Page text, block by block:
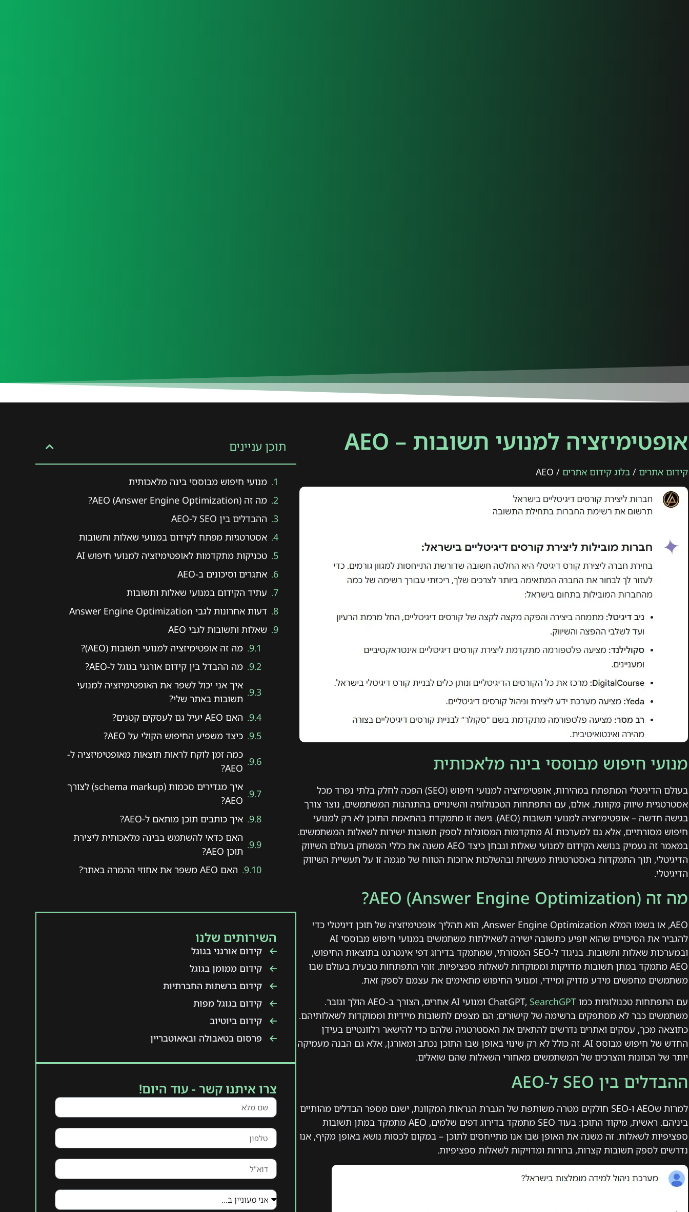
אופטימיזציה למנועי תשובות – AEO
קידום אתרים / בלוג קידום אתרים / AEO
מנועי חיפוש מבוססי בינה מלאכותית
בעולם הדיגיטלי המתפתח במהירות, אופטימיזציה למנועי חיפוש (SEO) הפכה לחלק בלתי נפרד מכל
אסטרטגיית שיווק מקוונת. אולם, עם התפתחות הטכנולוגיה והשינויים בהתנהגות המשתמשים, נוצר צורך
בגישה חדשה – אופטימיזציה למנועי תשובות (AEO). גישה זו מתמקדת בהתאמת התוכן לא רק למנועי
חיפוש מסורתיים, אלא גם למערכות AI מתקדמות המסוגלות לספק תשובות ישירות לשאלות המשתמשים.
במאמר זה נעמיק בנושא הקידום למנועי שאלות ונבחן כיצד AEO משנה את כללי המשחק בעולם השיווק
הדיגיטלי, תוך התמקדות באסטרטגיות מעשיות ובהשלכות ארוכות הטווח של מגמה זו על תעשיית השיווק
הדיגיטלי.
מה זה AEO (Answer Engine Optimization)?
AEO, או בשמו המלא Answer Engine Optimization, הוא תהליך אופטימיזציה של תוכן דיגיטלי כדי
להגביר את הסיכויים שהוא יופיע כתשובה ישירה לשאילתות משתמשים במנועי חיפוש מבוססי AI
ובמערכות שאלות ותשובות. בניגוד ל-SEO המסורתי, שמתמקד בדירוג דפי אינטרנט בתוצאות החיפוש,
AEO מתמקד במתן תשובות מדויקות וממוקדות לשאלות ספציפיות. זוהי התפתחות טבעית בעולם שבו
משתמשים מחפשים מידע מדויק ומיידי, ומנועי החיפוש מתאימים את עצמם לספק זאת.
עם התפתחות טכנולוגיות כמו ChatGPT, SearchGPT
ומנועי AI אחרים, הצורך ב-AEO הולך וגובר.
משתמשים כבר לא מסתפקים ברשימה של קישורים; הם מצפים לתשובות מיידיות וממוקדות לשאלותיהם.
כתוצאה מכך, עסקים ואתרים נדרשים להתאים את האסטרטגיה שלהם כדי להישאר רלוונטיים בעידן
החדש של חיפוש מבוסס AI. זה כולל לא רק שינוי באופן שבו התוכן נכתב ומאורגן, אלא גם הבנה מעמיקה
יותר של הכוונות והצרכים של המשתמשים מאחורי השאלות שהם שואלים.
ההבדלים בין SEO ל-AEO
למרות שAEO ו-SEO חולקים מטרה משותפת של הגברת הנראות המקוונת, ישנם מספר הבדלים מהותיים
ביניהם. ראשית, מיקוד התוכן: בעוד SEO מתמקד בדירוג דפים שלמים, AEO מתמקד במתן תשובות
ספציפיות לשאלות. זה משנה את האופן שבו אנו מתייחסים לתוכן – במקום לכסות נושא באופן מקיף, אנו
נדרשים לספק תשובות קצרות, ברורות ומדויקות לשאלות ספציפיות.
תוכן עניינים
מנועי חיפוש מבוססי בינה מלאכותית
מה זה AEO (Answer Engine Optimization)?
ההבדלים בין SEO ל-AEO
אסטרטגיות מפתח לקידום במנועי שאלות ותשובות
טכניקות מתקדמות לאופטימיזציה למנועי חיפוש AI
אתגרים וסיכונים ב-AEO
עתיד הקידום במנועי שאלות ותשובות
דעות אחרונות לגבי Answer Engine Optimization
שאלות ותשובות לגבי AEO
מה זה אופטימיזציה למנועי תשובות (AEO)?
מה ההבדל בין קידום אורגני בגוגל ל-AEO?
איך אני יכול לשפר את האופטימיזציה למנועי
תשובות באתר שלי?
האם AEO יעיל גם לעסקים קטנים?
כיצד משפיע החיפוש הקולי על AEO?
כמה זמן לוקח לראות תוצאות מאופטימיזציה ל-
AEO?
איך מגדירים סכמות (schema markup) לצורך
AEO?
איך כותבים תוכן מותאם ל-AEO?
האם כדאי להשתמש בבינה מלאכותית ליצירת
תוכן AEO?
האם AEO משפר את אחוזי ההמרה באתר?
השירותים שלנו
קידום אורגני בגוגל
קידום ממומן בגוגל
קידום ברשתות החברתיות
קידום בגוגל מפות
קידום ביוטיוב
פרסום בטאבולה ובאאוטבריין
צרו איתנו קשר - עוד היום!